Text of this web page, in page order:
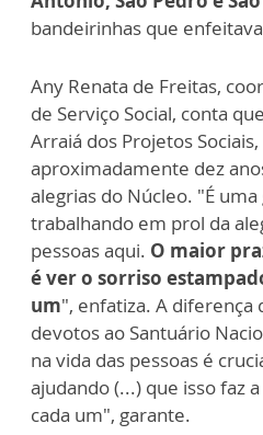
bandeirinhas que
Any Renata de Freitas,
de Serviço Social, conta
Arraiá dos Projetos
aproximadamente dez
alegrias do Núcleo. "É
trabalhando em prol da
pessoas aqui. O maior
é ver o sorriso
um", enfatiza. A diferença
devotos ao Santuário
na vida das pessoas é
ajudando (...) que isso faz
cada um", garante.